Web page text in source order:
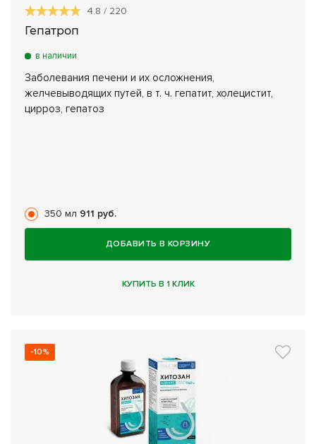
4.8 / 220
Гепатроп
в наличии
Заболевания печени и их осложнения,
желчевыводящих путей, в т. ч. гепатит, холецистит,
цирроз, гепатоз
350 мл 911 руб.
ДОБАВИТЬ В КОРЗИНУ
КУПИТЬ В 1 КЛИК
-10%